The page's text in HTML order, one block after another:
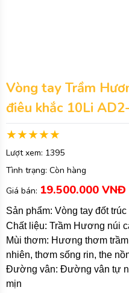
Vòng tay Trầm
điêu khắc 10Li
Lượt xem: 1395
Tình trạng: Còn hàng
Giá bán: 19.500.000 VNĐ
Sản phẩm: Vòng tay đốt trúc
Chất liệu: Trầm Hương núi
Mùi thơm: Hương thơm
nhiên, thơm sống rin, the
Đường vân: Đường vân tự
mịn